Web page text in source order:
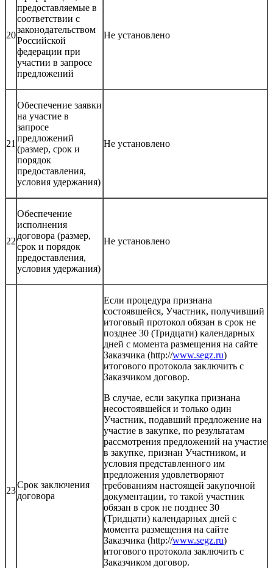
20
предоставляемые в
соответствии с
законодательством
Российской
федерации при
участии в запросе
предложений
Не установлено
21
Обеспечение заявки
на участие в
запросе
предложений
(размер, срок и
порядок
предоставления,
условия удержания)
Не установлено
22
Обеспечение
исполнения
договора (размер,
срок и порядок
предоставления,
условия удержания)
Не установлено
23
Срок заключения
договора
Если процедура признана
состоявшейся, Участник, получивший
итоговый протокол обязан в срок не
позднее 30 (Тридцати) календарных
дней с момента размещения на сайте
Заказчика (http://www.segz.ru)
итогового протокола заключить с
Заказчиком договор.
В случае, если закупка признана
несостоявшейся и только один
Участник, подавший предложение на
участие в закупке, по результатам
рассмотрения предложений на участие
в закупке, признан Участником, и
условия представленного им
предложения удовлетворяют
требованиям настоящей закупочной
документации, то такой участник
обязан в срок не позднее 30
(Тридцати) календарных дней с
момента размещения на сайте
Заказчика (http://www.segz.ru)
итогового протокола заключить с
Заказчиком договор.